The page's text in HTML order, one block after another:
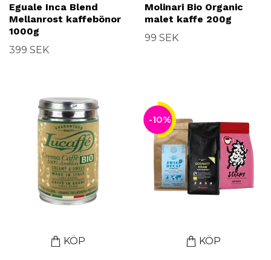
Eguale Inca Blend
Mellanrost kaffebönor
1000g
399 SEK
Molinari Bio Organic
malet kaffe 200g
99 SEK
KÖP
-10%
KÖP